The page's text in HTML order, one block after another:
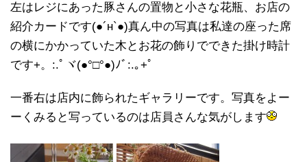
左はレジにあった豚さんの置物と小さな花瓶、お店の
紹介カードです(●´н`●)真ん中の写真は私達の座った席
の横にかかっていた木とお花の飾りでできた掛け時計
です+。:.ﾟヾ(●°□°●)ﾉﾞ:.｡+ﾟ
一番右は店内に飾られたギャラリーです。写真をよー
ーくみると写っているのは店員さんな気がします